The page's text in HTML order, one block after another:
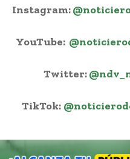
Instagram:
YouTube:
Twitter:
TikTok: